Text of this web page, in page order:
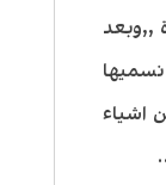
,,وبعد
اشياء